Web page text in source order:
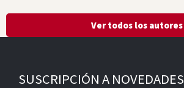
Ver todos los autores
SUSCRIPCIÓN A NOVEDADES